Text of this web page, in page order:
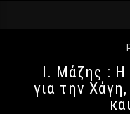
Ι. Μάζης : Η
για την